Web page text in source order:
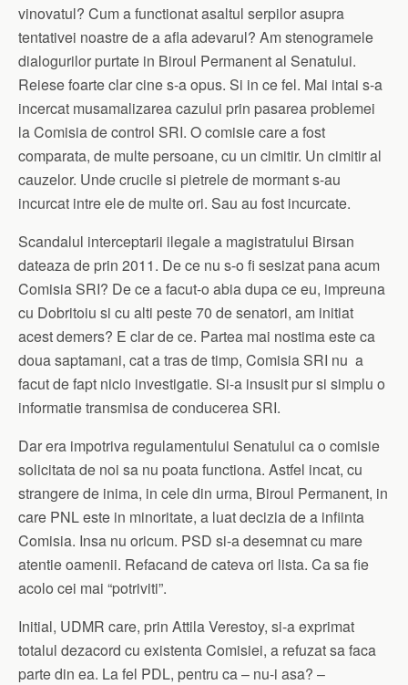
vinovatul? Cum a functionat asaltul serpilor asupra
tentativei noastre de a afla adevarul? Am stenogramele
dialogurilor purtate in Biroul Permanent al Senatului.
Reiese foarte clar cine s-a opus. Si in ce fel. Mai intai s-a
incercat musamalizarea cazului prin pasarea problemei
la Comisia de control SRI. O comisie care a fost
comparata, de multe persoane, cu un cimitir. Un cimitir al
cauzelor. Unde crucile si pietrele de mormant s-au
incurcat intre ele de multe ori. Sau au fost incurcate.
Scandalul interceptarii ilegale a magistratului Birsan
dateaza de prin 2011. De ce nu s-o fi sesizat pana acum
Comisia SRI? De ce a facut-o abia dupa ce eu, impreuna
cu Dobritoiu si cu alti peste 70 de senatori, am initiat
acest demers? E clar de ce. Partea mai nostima este ca
doua saptamani, cat a tras de timp, Comisia SRI nu a
facut de fapt nicio investigatie. Si-a insusit pur si simplu o
informatie transmisa de conducerea SRI.
Dar era impotriva regulamentului Senatului ca o comisie
solicitata de noi sa nu poata functiona. Astfel incat, cu
strangere de inima, in cele din urma, Biroul Permanent, in
care PNL este in minoritate, a luat decizia de a infiinta
Comisia. Insa nu oricum. PSD si-a desemnat cu mare
atentie oamenii. Refacand de cateva ori lista. Ca sa fie
acolo cei mai “potriviti”.
Initial, UDMR care, prin Attila Verestoy, si-a exprimat
totalul dezacord cu existenta Comisiei, a refuzat sa faca
parte din ea. La fel PDL, pentru ca – nu-i asa? –